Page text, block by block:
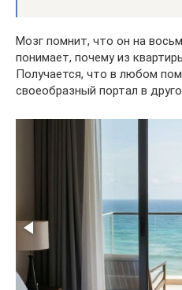
Мозг помнит, что он на
понимает, почему из
Получается, что в любом
своеобразный портал в